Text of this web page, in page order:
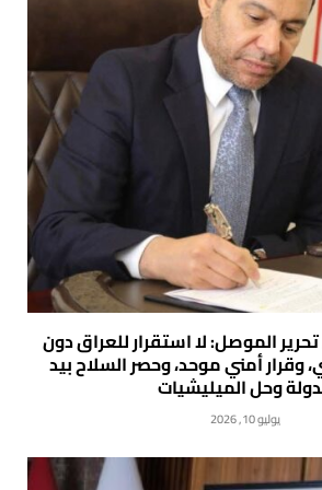
الموصل: لا استقرار للعراق دون
أمني موحد، وحصر السلاح بيد
وحل الميليشيات
يوليو 10, 2026